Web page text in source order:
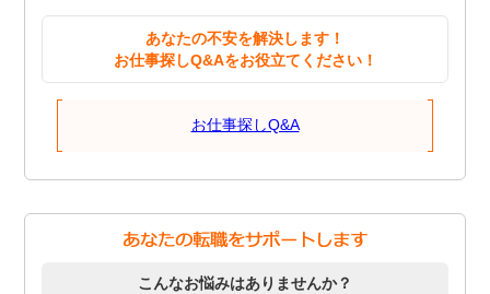
あなたの不安を解決します！
お仕事探しQ&Aをお役立てください！
お仕事探しQ&A
こんなお悩みはありませんか？